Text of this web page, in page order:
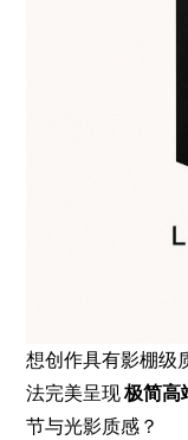
想创作具有影棚级
法完美呈现极简高
节与光影质感？